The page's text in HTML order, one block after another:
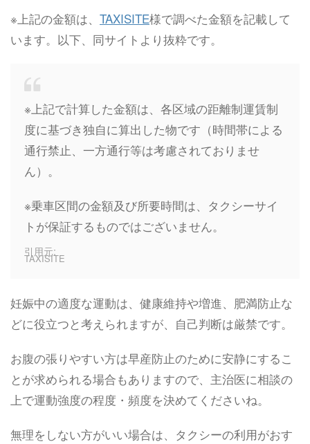
※上記の金額は、 TAXISITE様で調べた金額を記載して
います。以下、同サイトより抜粋です。
※上記で計算した金額は、各区域の距離制運賃制
度に基づき独自に算出した物です（時間帯による
通行禁止、一方通行等は考慮されておりませ
ん）。
※乗車区間の金額及び所要時間は、タクシーサイ
トが保証するものではございません。
引用元:
TAXISITE
妊娠中の適度な運動は、健康維持や増進、肥満防止な
どに役立つと考えられますが、自己判断は厳禁です。
お腹の張りやすい方は早産防止のために安静にするこ
とが求められる場合もありますので、主治医に相談の
上で運動強度の程度・頻度を決めてくださいね。
無理をしない方がいい場合は、タクシーの利用がおす